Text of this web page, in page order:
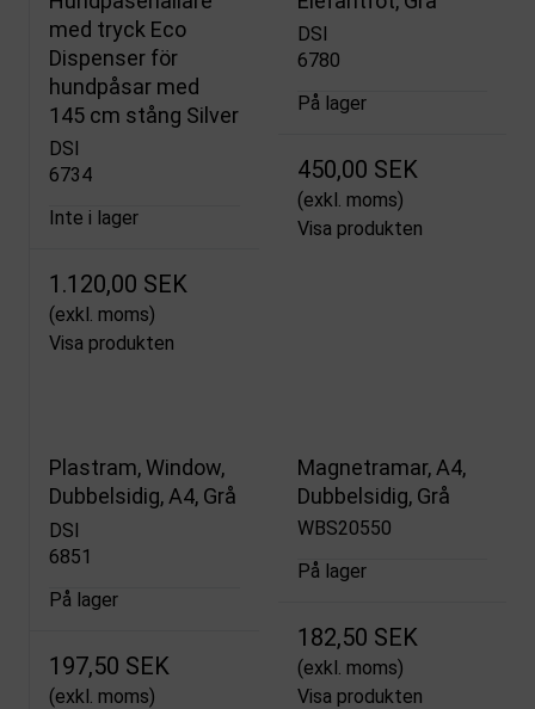
med tryck Eco
Dispenser för
hundpåsar med
145 cm stång Silver
DSI
6734
Inte i lager
1.120,00 SEK
(exkl. moms)
Visa produkten
DSI
6780
På lager
450,00 SEK
(exkl. moms)
Visa produkten
Plastram, Window,
Dubbelsidig, A4, Grå
DSI
6851
På lager
197,50 SEK
(exkl. moms)
Magnetramar, A4,
Dubbelsidig, Grå
WBS20550
På lager
182,50 SEK
(exkl. moms)
Visa produkten